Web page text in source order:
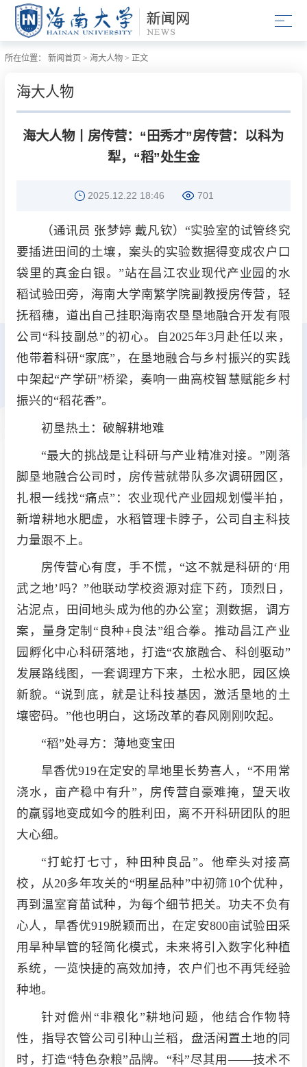
所在位置： 新闻首页 > 海大人物 > 正文
海大人物
海大人物丨房传营：“田秀才”房传营：以科为
犁，“稻”处生金
2025.12.22 18:46 701
（通讯员 张梦婷 戴凡钦）“实验室的试管终究
要插进田间的土壤，案头的实验数据得变成农户口
袋里的真金白银。”站在昌江农业现代产业园的水
稻试验田旁，海南大学南繁学院副教授房传营，轻
抚稻穗，道出自己挂职海南农垦垦地融合开发有限
公司“科技副总”的初心。自2025年3月赴任以来，
他带着科研“家底”，在垦地融合与乡村振兴的实践
中架起“产学研”桥梁，奏响一曲高校智慧赋能乡村
振兴的“稻花香”。
初垦热土：破解耕地难
“最大的挑战是让科研与产业精准对接。”刚落
脚垦地融合公司时，房传营就带队多次调研园区，
扎根一线找“痛点”：农业现代产业园规划慢半拍，
新增耕地水肥虚，水稻管理卡脖子，公司自主科技
力量跟不上。
房传营心有度，手不慌，“这不就是科研的‘用
武之地’吗？”他联动学校资源对症下药，顶烈日，
沾泥点，田间地头成为他的办公室；测数据，调方
案，量身定制“良种+良法”组合拳。推动昌江产业
园孵化中心科研落地，打造“农旅融合、科创驱动”
发展路线图，一套调理方下来，土松水肥，园区焕
新貌。“说到底，就是让科技基因，激活垦地的土
壤密码。”他也明白，这场改革的春风刚刚吹起。
“稻”处寻方：薄地变宝田
旱香优919在定安的旱地里长势喜人，“不用常
浇水，亩产稳中有升”，房传营自豪难掩，望天收
的羸弱地变成如今的胜利田，离不开科研团队的胆
大心细。
“打蛇打七寸，种田种良品”。他牵头对接高
校，从20多年攻关的“明星品种”中初筛10个优种，
再到温室育苗试种，为每个细节把关。功夫不负有
心人，旱香优919脱颖而出，在定安800亩试验田采
用旱种旱管的轻简化模式，未来将引入数字化种植
系统，一览快捷的高效加持，农户们也不再凭经验
种地。
针对儋州“非粮化”耕地问题，他结合作物特
性，指导农管公司引种山兰稻，盘活闲置土地的同
时，打造“特色杂粮”品牌。“科”尽其用——技术不